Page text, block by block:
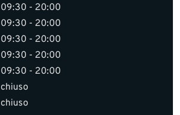
09:30 - 20:00
09:30 - 20:00
09:30 - 20:00
09:30 - 20:00
09:30 - 20:00
chiuso
chiuso